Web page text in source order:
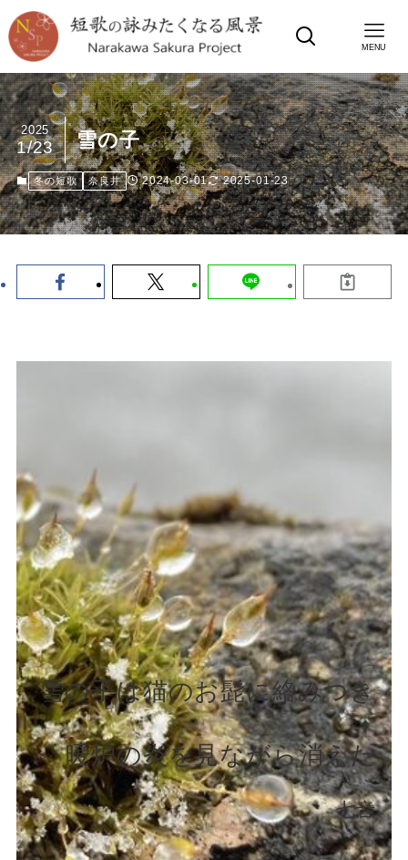
MENU
雪の子
2025
1/23
冬の短歌 奈良井 2024-03-01 2025-01-23
雪の子は猫のお髭に絡みつき
暖炉の炎を見ながら消えた
七音